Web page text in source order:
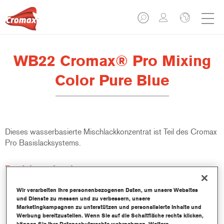
WB22 Cromax® Pro Mixing
Color Pure Blue
Dieses wasserbasierte Mischlackkonzentrat ist Teil des Cromax
Pro Basislacksystems.
Produktmerkmale
Ausgezeichnete Ergiebigkeit mit außergewöhnlich genauer
Farbtonangleichung.
Schnelle und sparsame Anwendung trägt zur Steigerung
des Durchsatz und der Produktivität bei.
Wir verarbeiten Ihre personenbezogenen Daten, um unsere Websites
und Dienste zu messen und zu verbessern, unsere
Marketingkampagnen zu unterstützen und personalisierte Inhalte und
Werbung bereitzustellen. Wenn Sie auf die Schaltfläche rechts klicken,